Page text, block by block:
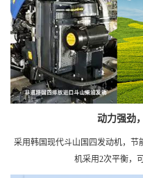
动力强劲
采用韩国现代斗山国四发动机，
机采用2次平衡，